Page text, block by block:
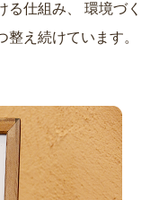
る仕組み、
え続けています。